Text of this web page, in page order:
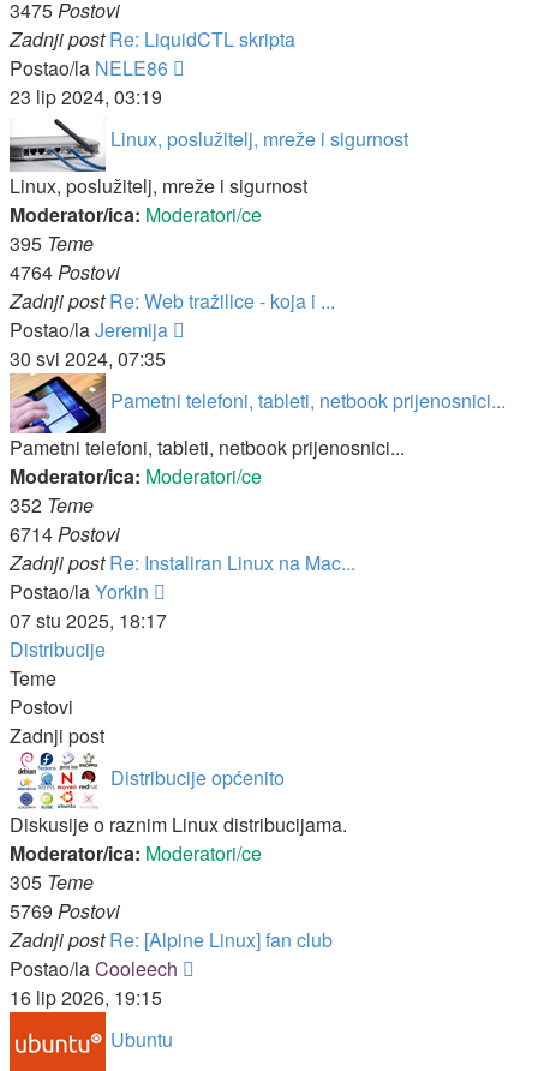
3475Postovi
Zadnji post Re: LiquidCTL skripta
Postao/la NELE86
23 lip 2024, 03:19
Linux, poslužitelj, mreže i sigurnost
Linux, poslužitelj, mreže i sigurnost
Moderator/ica: Moderatori/ce
395 Teme
4764Postovi
Zadnji post Re: Web tražilice - koja i ...
Postao/laJeremija
30 svi 2024, 07:35
Pametni telefoni, tableti, netbook prijenosnici...
Pametni telefoni, tableti, netbook prijenosnici...
Moderator/ica: Moderatori/ce
352 Teme
6714Postovi
Zadnji post Re: Instaliran Linux na Mac...
Postao/laYorkin
post
07 stu 2025, 18:17
Distribucije
Teme
Postovi
Zadnji post
Distribucije općenito
Diskusije o raznim Linux distribucijama.
Moderator/ica: Moderatori/ce
305 Teme
5769 Postovi
Zadnji post Re: [Alpine Linux] fan club
Postao/laCooleech
16 lip 2026, 19:15
Ubuntu